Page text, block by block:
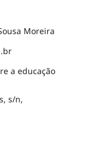
Moreira
a educação
s/n,